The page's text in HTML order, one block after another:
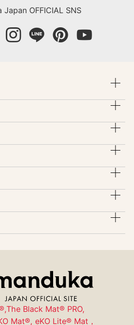
Japan OFFICIAL SNS
ビス
Black Mat® PRO,
Mat®, eKO Lite® Mat，